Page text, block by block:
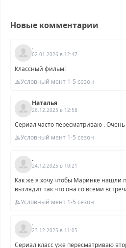
Новые комментарии
.
02.01.2026 в 12:47
Классный фильм!
Условный мент 1-5 сезон
Наталья
26.12.2025 в 12:58
Сериал часто пересматриваю . Очень
Условный мент 1-5 сезон
.
24.12.2025 в 10:21
Как же я хочу чтобы Маринке нашли
выглядит так что она со всеми
Условный мент 1-5 сезон
.
23.12.2025 в 11:05
Сериал класс уже пересматриваю